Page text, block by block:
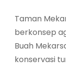
Taman
berkonsep
Buah
konservasi